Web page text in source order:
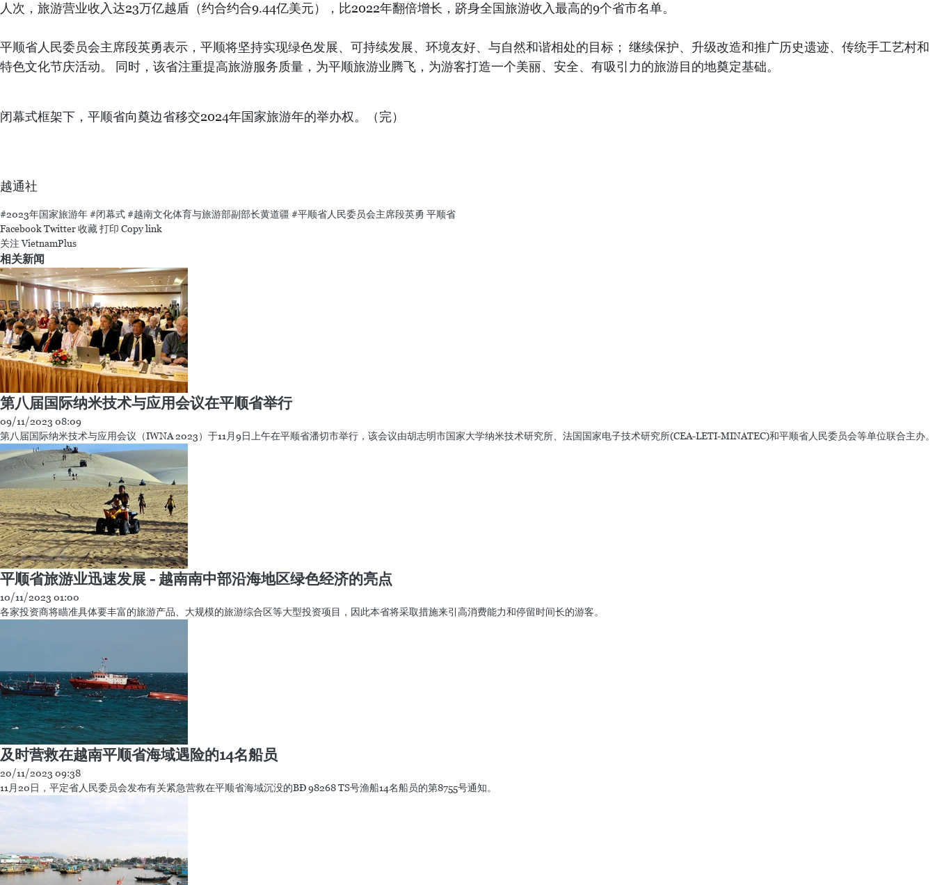
人次，旅游营业收入达23万亿越盾（约合约合9.44亿美元），比2022年翻倍增长，跻身全国旅游收入最高的9个省市名单。
平顺省人民委员会主席段英勇表示，平顺将坚持实现绿色发展、可持续发展、环境友好、与自然和谐相处的目标； 继续保护、升级改造和推广历史遗迹、传统手工艺村和
特色文化节庆活动。 同时，该省注重提高旅游服务质量，为平顺旅游业腾飞，为游客打造一个美丽、安全、有吸引力的旅游目的地奠定基础。
闭幕式框架下，平顺省向奠边省移交2024年国家旅游年的举办权。（完）
越通社
#2023年国家旅游年 #闭幕式 #越南文化体育与旅游部副部长黄道疆 #平顺省人民委员会主席段英勇 平顺省
Facebook Twitter收藏打印 Copy link
关注 VietnamPlus
相关新闻
第八届国际纳米技术与应用会议在平顺省举行
09/11/2023 08:09
第八届国际纳米技术与应用会议（IWNA 2023）于11月9日上午在平顺省潘切市举行，该会议由胡志明市国家大学纳米技术研究所、法国国家电子技术研究所(CEA-LETI-MINATEC)和平顺省人民委员会等单位联合主办。
平顺省旅游业迅速发展 - 越南南中部沿海地区绿色经济的亮点
10/11/2023 01:00
各家投资商将瞄准具体要丰富的旅游产品、大规模的旅游综合区等大型投资项目，因此本省将采取措施来引高消费能力和停留时间长的游客。
及时营救在越南平顺省海域遇险的14名船员
20/11/2023 09:38
11月20日，平定省人民委员会发布有关紧急营救在平顺省海域沉没的BĐ 98268 TS号渔船14名船员的第8755号通知。 ​